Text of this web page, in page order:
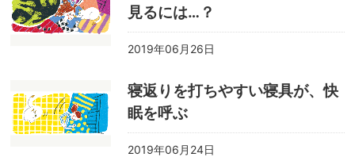
見るには…？
2019年06月26日
寝返りを打ちやすい寝具が、快
眠を呼ぶ
2019年06月24日